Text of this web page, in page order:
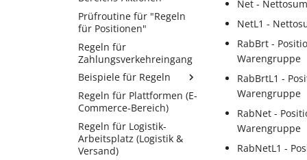
Net -
NetL1 -
RabBrt -
Warengruppe
RabBrtL1 -
Warengruppe
RabNet -
Warengruppe
RabNetL1 -
Mandanten
Nach einem
Jahreswechsel
Nach einem
Monatswechsel
Nach einem
Tageswechsel
Nach Verlassen der
Artikelnummerneingabe
// des
Prüfroutine für "Regeln
für Positionen"
Regeln für
Zahlungsverkehreingang
Beispiele für Regeln
Berechnung der
Verpackungseinheit auf
Grund von m²
Farbregeln
Regeln zum Suchen
Regeln für Plattformen (E-
Commerce-Bereich)
Regeln für Logistik-
Arbeitsplatz (Logistik &
Versand)